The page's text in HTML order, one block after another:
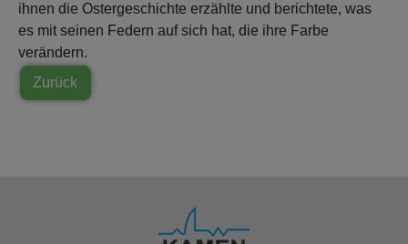
ihnen die Ostergeschichte erzählte und berichtete, was
es mit seinen Federn auf sich hat, die ihre Farbe
verändern.
Zurück